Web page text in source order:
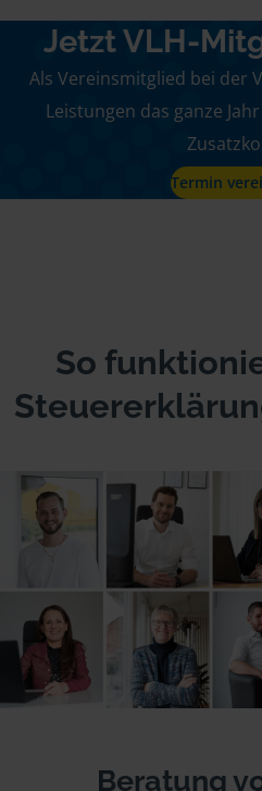
Jetzt VLH-
Als Vereinsmitglied bei der
Leistungen das ganze
Termin
So
Beratung